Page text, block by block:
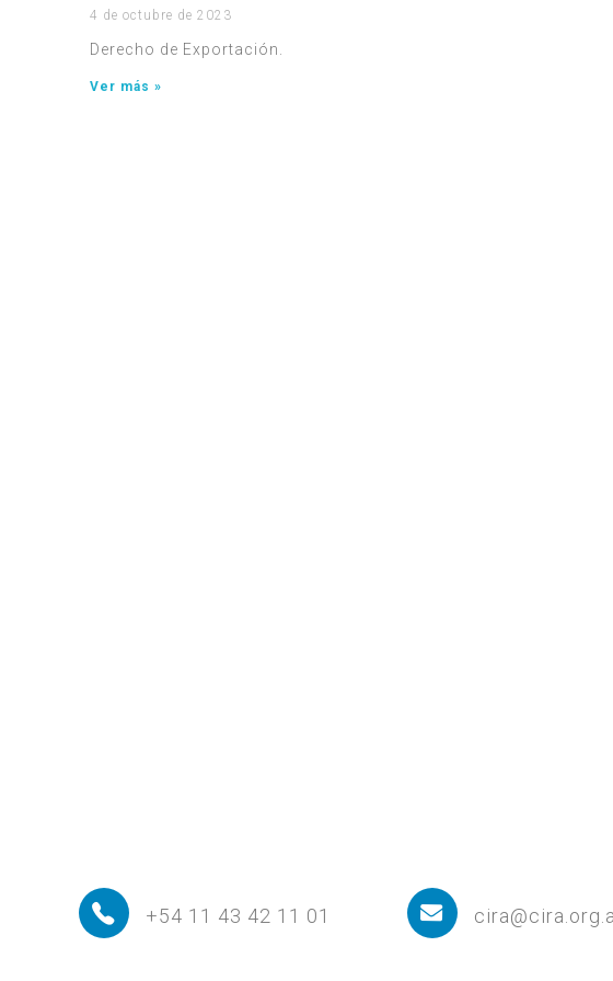
4 de octubre de 2023
Derecho de Exportación.
Ver más »
+54 11 43 42 11 01